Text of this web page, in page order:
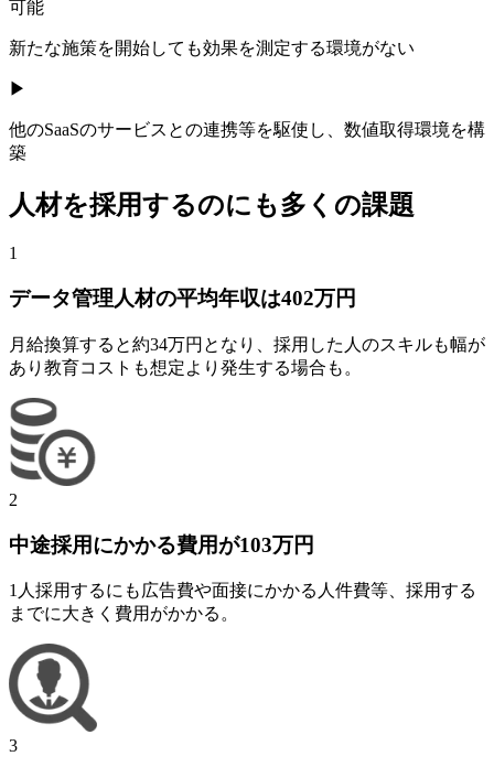
可能
新たな施策を開始しても効果を測定する環境がない
▶
他のSaaSのサービスとの連携等を駆使し、数値取得環境を構
築
人材を採用するのにも多くの課題
1
データ管理人材の平均年収は402万円
月給換算すると約34万円となり、採用した人のスキルも幅が
あり教育コストも想定より発生する場合も。
2
中途採用にかかる費用が103万円
1人採用するにも広告費や面接にかかる人件費等、採用する
までに大きく費用がかかる。
3